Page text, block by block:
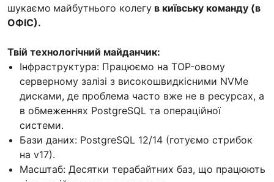
шукаємо майбутнього колегу в київську команду (в
ОФІС).
Твій технологічний майданчик:
Інфраструктура: Працюємо на TOP-овому
серверному залізі з високошвидкісними NVMe
дисками, де проблема часто вже не в ресурсах, а
в обмеженнях PostgreSQL та операційної
системи.
Бази даних: PostgreSQL 12/14 (готуємо стрибок
на v17).
Масштаб: Десятки терабайтних баз, що працюють